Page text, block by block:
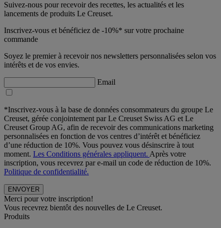
Suivez-nous pour recevoir des recettes, les actualités et les
lancements de produits Le Creuset.
Inscrivez-vous et bénéficiez de -10%* sur votre prochaine
commande
Soyez le premier à recevoir nos newsletters personnalisées selon vos
intérêts et de vos envies.
Email
*Inscrivez-vous à la base de données consommateurs du groupe Le
Creuset, gérée conjointement par Le Creuset Swiss AG et Le
Creuset Group AG, afin de recevoir des communications marketing
personnalisées en fonction de vos centres d’intérêt et bénéficiez
d’une réduction de 10%. Vous pouvez vous désinscrire à tout
moment. Les Conditions générales appliquent. Après votre
inscription, vous recevrez par e-mail un code de réduction de 10%.
Politique de confidentialité.
Merci pour votre inscription!
Vous recevrez bientôt des nouvelles de Le Creuset.
Produits